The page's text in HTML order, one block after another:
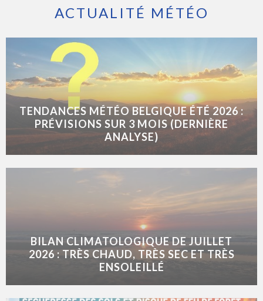
ACTUALITÉ MÉTÉO
TENDANCES MÉTÉO BELGIQUE ÉTÉ 2026 :
PRÉVISIONS SUR 3 MOIS (DERNIÈRE
ANALYSE)
BILAN CLIMATOLOGIQUE DE JUILLET
2026 : TRÈS CHAUD, TRÈS SEC ET TRÈS
ENSOLEILLÉ